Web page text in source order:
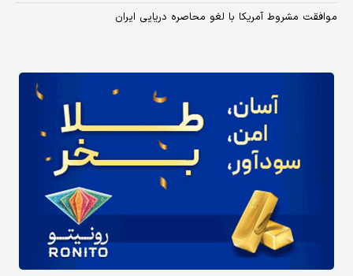
موافقت مشروط آمریکا با لغو محاصره دریایی ایران